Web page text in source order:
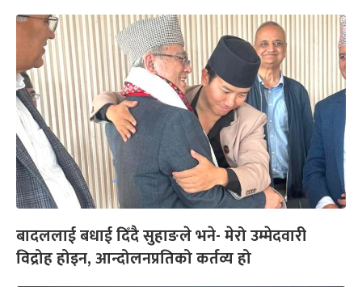
बादललाई बधाई दिँदै सुहाङले भने- मेरो उम्मेदवारी
विद्रोह होइन, आन्दोलनप्रतिको कर्तव्य हो